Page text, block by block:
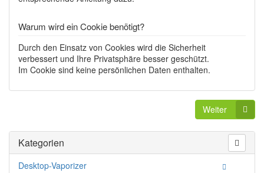
Warum wird ein Cookie benötigt?
Durch den Einsatz von Cookies wird die Sicherheit
verbessert und Ihre Privatsphäre besser geschützt.
Im Cookie sind keine persönlichen Daten enthalten.
Weiter
Kategorien
Desktop-Vaporizer